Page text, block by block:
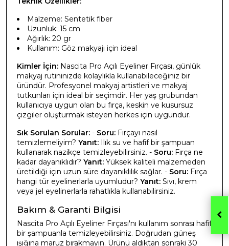
Malzeme: Sentetik fiber
Uzunluk: 15 cm
Ağırlık: 20 gr
Kullanım: Göz makyajı için ideal
Kimler İçin: Nascita Pro Açılı Eyeliner Fırçası, günlük
makyaj rutininizde kolaylıkla kullanabileceğiniz bir
üründür. Profesyonel makyaj artistleri ve makyaj
tutkunları için ideal bir seçimdir. Her yaş grubundan
kullanıcıya uygun olan bu fırça, keskin ve kusursuz
çizgiler oluşturmak isteyen herkes için uygundur.
Sık Sorulan Sorular: - Soru: Fırçayı nasıl
temizlemeliyim? Yanıt: Ilık su ve hafif bir şampuan
kullanarak nazikçe temizleyebilirsiniz. - Soru: Fırça ne
kadar dayanıklıdır? Yanıt: Yüksek kaliteli malzemeden
üretildiği için uzun süre dayanıklılık sağlar. - Soru: Fırça
hangi tür eyelinerlarla uyumludur? Yanıt: Sıvı, krem
veya jel eyelinerlarla rahatlıkla kullanabilirsiniz.
Bakım & Garanti Bilgisi
Nascita Pro Açılı Eyeliner Fırçası'nı kullanım sonrası hafif
bir şampuanla temizleyebilirsiniz. Doğrudan güneş
ışığına maruz bırakmayın. Ürünü aldıktan sonraki 30